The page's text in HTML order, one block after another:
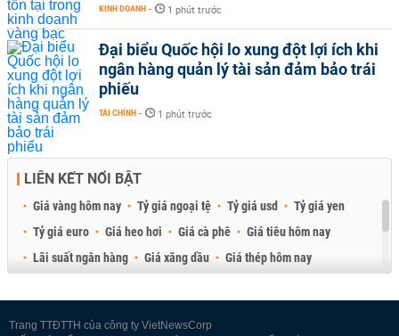
KINH DOANH - 1 phút trước
Đại biểu Quốc hội lo xung đột lợi ích khi
ngân hàng quản lý tài sản đảm bảo trái
phiếu
TÀI CHÍNH - 1 phút trước
LIÊN KẾT NỔI BẬT
Giá vàng hôm nay Tỷ giá ngoại tệ Tỷ giá usd
Tỷ giá yen
Tỷ giá euro
Giá heo hơi Giá cà phê
Giá tiêu hôm nay
Lãi suất ngân hàng
Giá xăng dầu
Giá thép hôm nay
Trang TTĐTTH của công ty VietNewsCorp